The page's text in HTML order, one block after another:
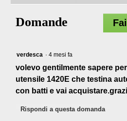
A
AUTOMATICA
POWERLOAD™
Domande
verdesca · 4 mesi fa
volevo gentilmente sapere
utensile 1420E che testina
con batti e vai
Rispondi a questa domanda